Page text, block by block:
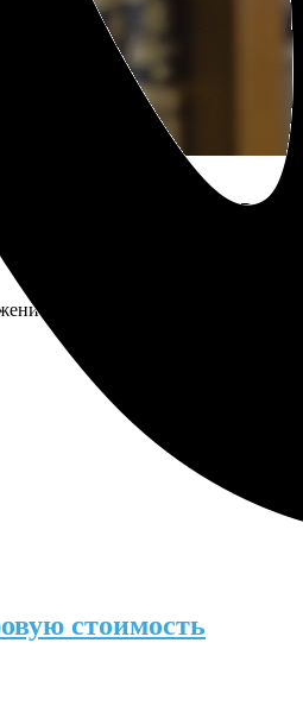
цена
кадастровой цена"
стоимость